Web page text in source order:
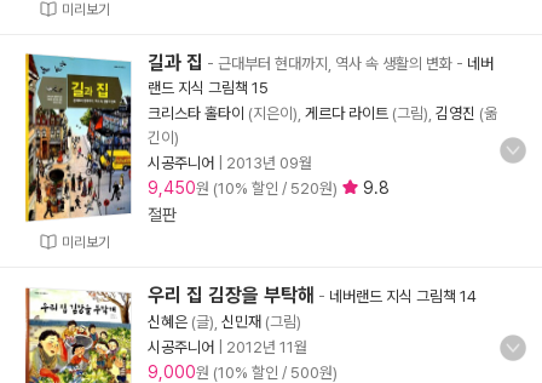
미리보기
미리보기
길과 집 - 근대부터 현대까지, 역사 속 생활의 변화 - 네버
랜드 지식 그림책 15
크리스타 홀타이 (지은이), 게르다 라이트 (그림), 김영진 (옮
긴이)
시공주니어
2013년 09월
9,450원 (10% 할인 / 520원)
9.8
절판
우리 집 김장을 부탁해 - 네버랜드 지식 그림책 14
신혜은 (글), 신민재 (그림)
시공주니어
2012년 11월
9,000원 (10% 할인 / 500원)